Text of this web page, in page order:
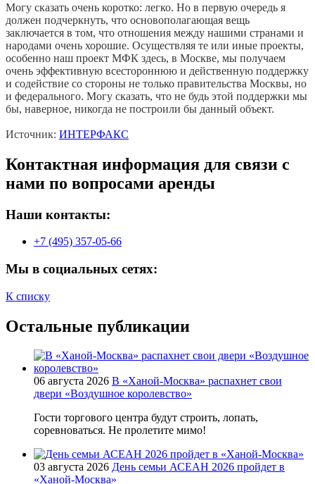
Могу сказать очень коротко: легко. Но в первую очередь я
должен подчеркнуть, что основополагающая вещь
заключается в том, что отношения между нашими странами и
народами очень хорошие. Осуществляя те или иные проекты,
особенно наш проект МФК здесь, в Москве, мы получаем
очень эффективную всестороннюю и действенную поддержку
и содействие со стороны не только правительства Москвы, но
и федерального. Могу сказать, что не будь этой поддержки мы
бы, наверное, никогда не построили бы данный объект.
Источник: ИНТЕРФАКС
Контактная информация для связи с
нами по вопросами аренды
Наши контакты:
+7 (495) 357-05-66
Мы в социальных сетях:
К списку
Остальные публикации
06 августа 2026 В «Ханой-Москва» распахнет свои
двери «Воздушное королевство»
Гости торгового центра будут строить, лопать,
соревноваться. Не пролетите мимо!
03 августа 2026 День семьи АСЕАН 2026 пройдет в
«Ханой-Москва»